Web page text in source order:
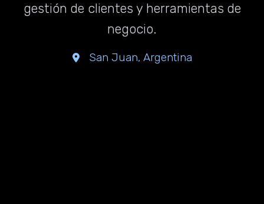
gestión de clientes y herramientas de
negocio.
San Juan, Argentina